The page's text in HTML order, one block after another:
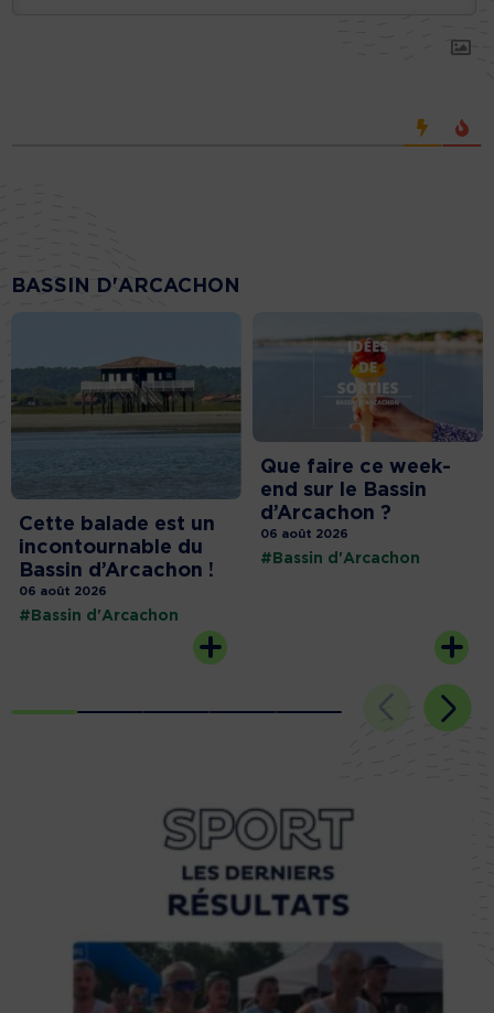
BASSIN D'ARCACHON
Cette balade est un
incontournable du
Bassin d’Arcachon !
06 août 2026
#Bassin d'Arcachon
Que faire ce week-
end sur le Bassin
d’Arcachon ?
06 août 2026
#Bassin d'Arcachon